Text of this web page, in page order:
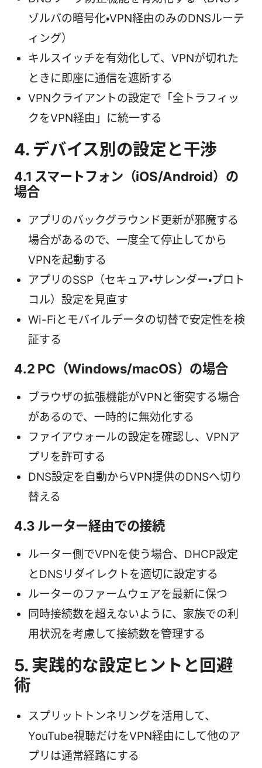
ゾルバの暗号化・VPN経由のみのDNSルーテ
ィング）
キルスイッチを有効化して、VPNが切れた
ときに即座に通信を遮断する
VPNクライアントの設定で「全トラフィッ
クをVPN経由」に統一する
4. デバイス別の設定と干渉
4.1 スマートフォン（iOS/Android）の
場合
アプリのバックグラウンド更新が邪魔する
場合があるので、一度全て停止してから
VPNを起動する
アプリのSSP（セキュア・サレンダー・プロト
コル）設定を見直す
Wi-Fiとモバイルデータの切替で安定性を検
証する
4.2 PC（Windows/macOS）の場合
ブラウザの拡張機能がVPNと衝突する場合
があるので、一時的に無効化する
ファイアウォールの設定を確認し、VPNア
プリを許可する
DNS設定を自動からVPN提供のDNSへ切り
替える
4.3 ルーター経由での接続
ルーター側でVPNを使う場合、DHCP設定
とDNSリダイレクトを適切に設定する
ルーターのファームウェアを最新に保つ
同時接続数を超えないように、家族での利
用状況を考慮して接続数を管理する
5. 実践的な設定ヒントと回避
術
スプリットトンネリングを活用して、
YouTube視聴だけをVPN経由にして他のア
プリは通常経路にする